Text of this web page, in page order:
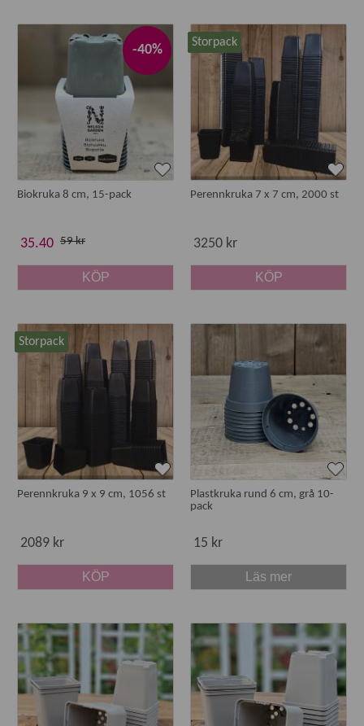
-40%
Biokruka 8 cm, 15-pack
35.40 59 kr
KÖP
Storpack
Perennkruka 7 x 7 cm, 2000 st
3250 kr
KÖP
Storpack
Perennkruka 9 x 9 cm, 1056 st
2089 kr
KÖP
Plastkruka rund 6 cm, grå 10-
pack
15 kr
Läs mer